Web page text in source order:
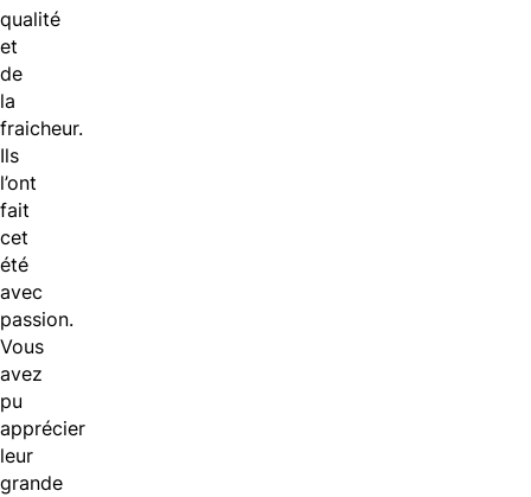
qualité
et
de
la
fraicheur.
Ils
l’ont
fait
cet
été
avec
passion.
Vous
avez
pu
apprécier
leur
grande